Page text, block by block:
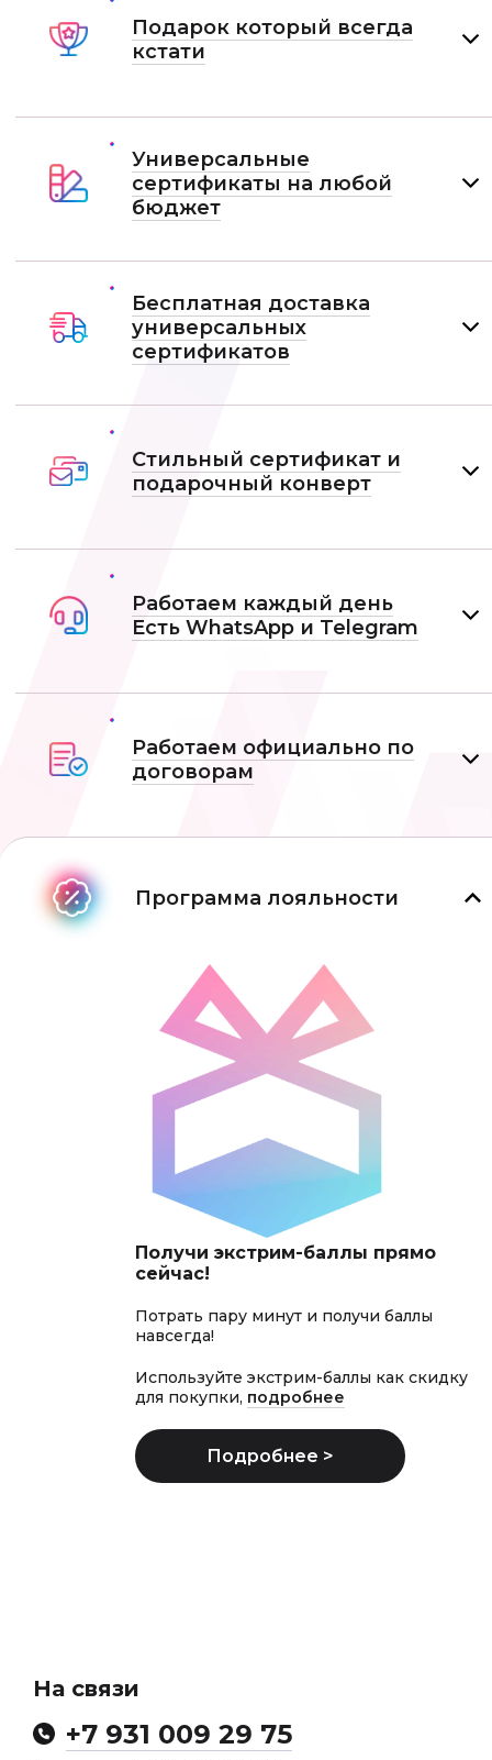
Подарок который всегда
кстати
Универсальные
сертификаты на любой
бюджет
Бесплатная доставка
универсальных
сертификатов
Стильный сертификат и
подарочный конверт
Работаем каждый день
Есть WhatsApp и Telеgram
Работаем официально по
договорам
Программа лояльности
Получи экстрим-баллы прямо
сейчас!
Потрать пару минут и получи баллы
навсегда!
Используйте экстрим-баллы как скидку
для покупки, подробнее
На связи
+7 931 009 29 75